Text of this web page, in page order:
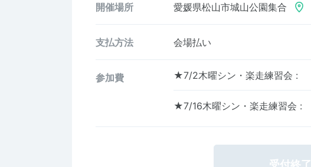
開催場所 愛媛県松山市城山公園集合
支払方法 会場払い
参加費 ★7/2木曜シン・楽走練習会 :
★7/16木曜シン・楽走練習会 :
受付終了